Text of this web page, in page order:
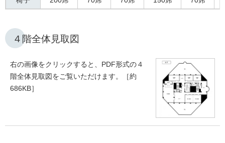
４階全体見取図
右の画像をクリックすると、PDF形式の４
階全体見取図をご覧いただけます。［約
686KB］